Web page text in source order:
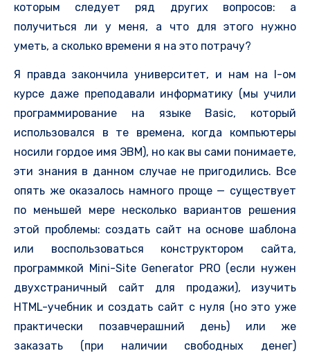
которым следует ряд других вопросов: а
получиться ли у меня, а что для этого нужно
уметь, а сколько времени я на это потрачу?
Я правда закончила университет, и нам на I-ом
курсе даже преподавали информатику (мы учили
программирование на языке Basic, который
использовался в те времена, когда компьютеры
носили гордое имя ЭВМ), но как вы сами понимаете,
эти знания в данном случае не пригодились. Все
опять же оказалось намного проще — существует
по меньшей мере несколько вариантов решения
этой проблемы: создать сайт на основе шаблона
или воспользоваться конструктором сайта,
программкой Mini-Site Generator PRO (если нужен
двухстраничный сайт для продажи), изучить
HTML-учебник и создать сайт с нуля (но это уже
практически позавчерашний день) или же
заказать (при наличии свободных денег)